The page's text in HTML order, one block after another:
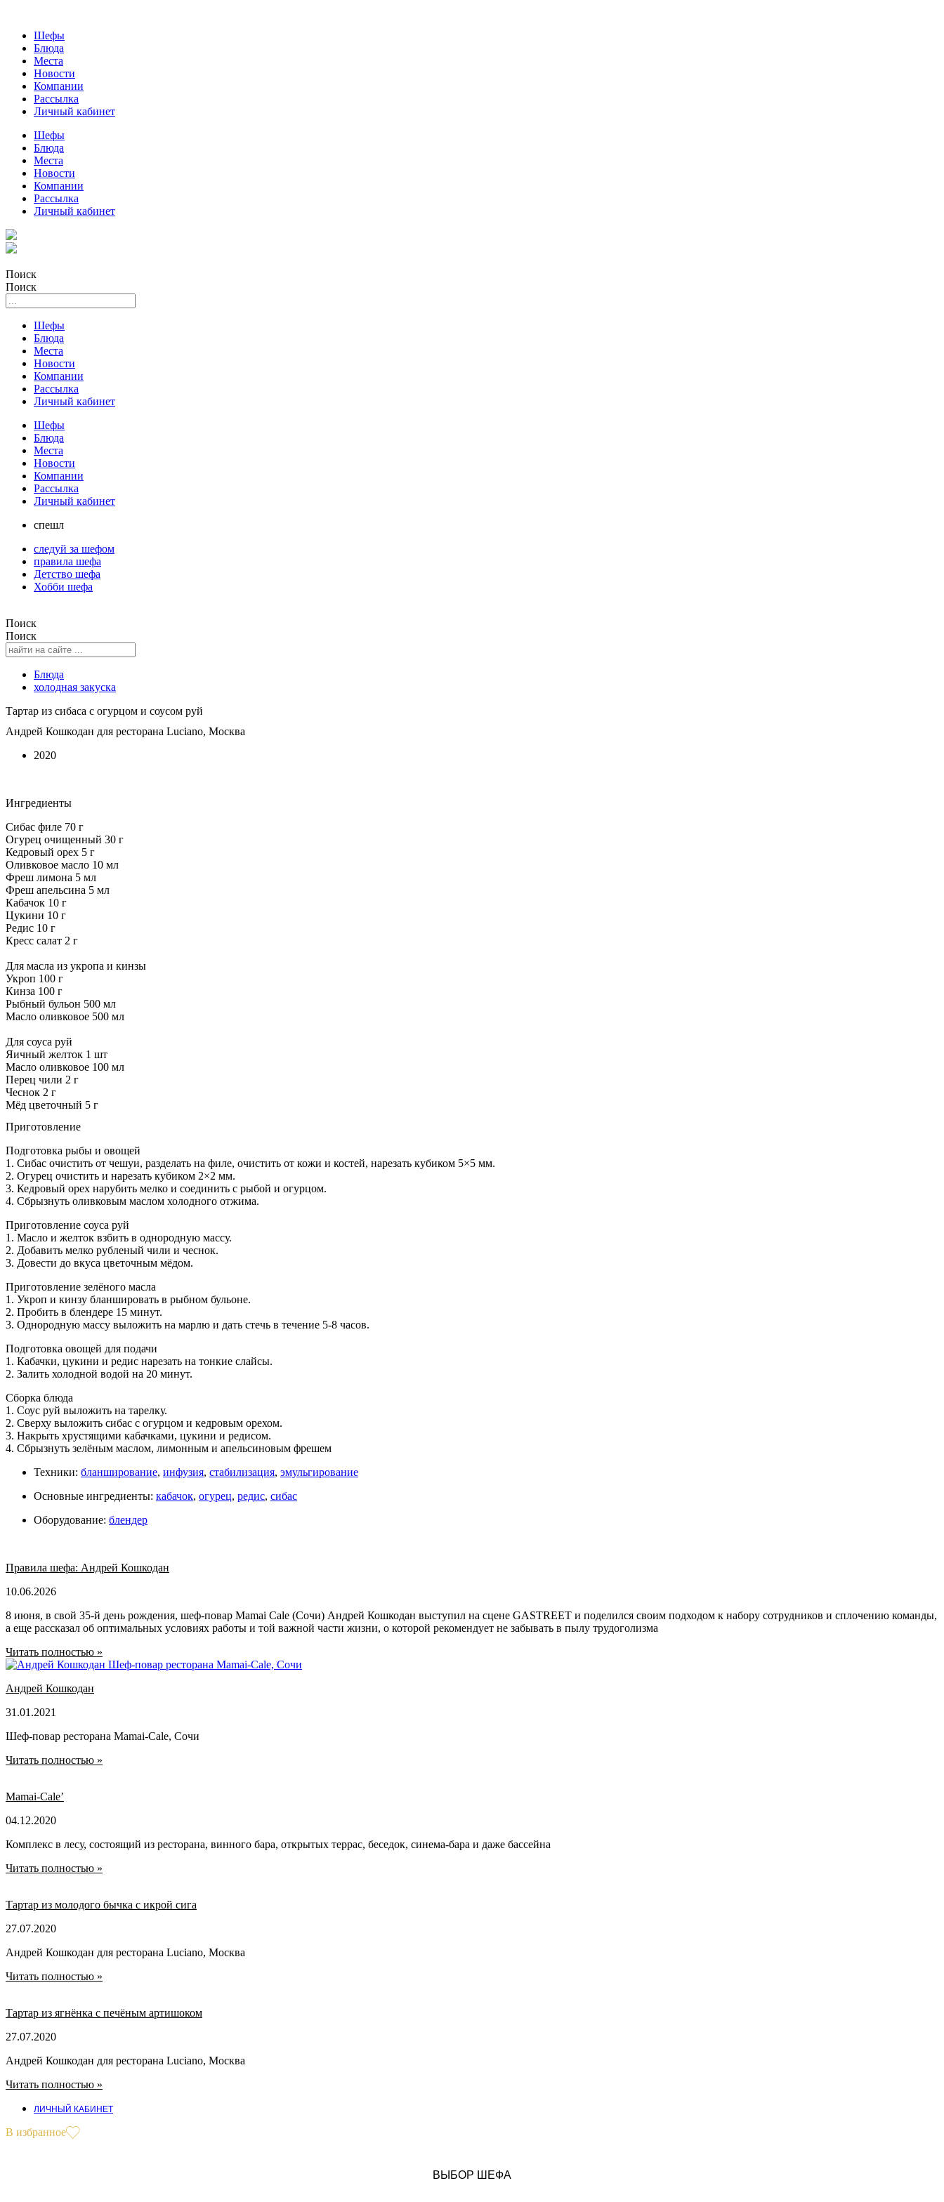
Шефы
Блюда
Места
Новости
Компании
Рассылка
Личный кабинет
Шефы
Блюда
Места
Новости
Компании
Рассылка
Личный кабинет
Поиск
Поиск
Шефы
Блюда
Места
Новости
Компании
Рассылка
Личный кабинет
Шефы
Блюда
Места
Новости
Компании
Рассылка
Личный кабинет
спешл
следуй за шефом
правила шефа
Детство шефа
Хобби шефа
Поиск
Поиск
Блюда
холодная закуска
Тартар из сибаса с огурцом и соусом руй
Андрей Кошкодан для ресторана Luciano, Москва
2020
Ингредиенты
Сибас филе 70 г
Огурец очищенный 30 г
Кедровый орех 5 г
Оливковое масло 10 мл
Фреш лимона 5 мл
Фреш апельсина 5 мл
Кабачок 10 г
Цукини 10 г
Редис 10 г
Кресс салат 2 г
Для масла из укропа и кинзы
Укроп 100 г
Кинза 100 г
Рыбный бульон 500 мл
Масло оливковое 500 мл
Для соуса руй
Яичный желток 1 шт
Масло оливковое 100 мл
Перец чили 2 г
Чеснок 2 г
Мёд цветочный 5 г
Приготовление
Подготовка рыбы и овощей
1. Сибас очистить от чешуи, разделать на филе, очистить от кожи и костей, нарезать кубиком 5×5 мм.
2. Огурец очистить и нарезать кубиком 2×2 мм.
3. Кедровый орех нарубить мелко и соединить с рыбой и огурцом.
4. Сбрызнуть оливковым маслом холодного отжима.
Приготовление соуса руй
1. Масло и желток взбить в однородную массу.
2. Добавить мелко рубленый чили и чеснок.
3. Довести до вкуса цветочным мёдом.
Приготовление зелёного масла
1. Укроп и кинзу бланшировать в рыбном бульоне.
2. Пробить в блендере 15 минут.
3. Однородную массу выложить на марлю и дать стечь в течение 5-8 часов.
Подготовка овощей для подачи
1. Кабачки, цукини и редис нарезать на тонкие слайсы.
2. Залить холодной водой на 20 минут.
Сборка блюда
1. Соус руй выложить на тарелку.
2. Сверху выложить сибас с огурцом и кедровым орехом.
3. Накрыть хрустящими кабачками, цукини и редисом.
4. Сбрызнуть зелёным маслом, лимонным и апельсиновым фрешем
Техники: бланширование, инфузия, стабилизация, эмульгирование
Основные ингредиенты: кабачок, огурец, редис, сибас
Оборудование: блендер
Правила шефа: Андрей Кошкодан
10.06.2026
8 июня, в свой 35-й день рождения, шеф-повар Mamai Cale (Сочи) Андрей Кошкодан выступил на сцене GASTREET и поделился своим подходом к набору сотрудников и сплочению команды,
а еще рассказал об оптимальных условиях работы и той важной части жизни, о которой рекомендует не забывать в пылу трудоголизма
Читать полностью »
Андрей Кошкодан
31.01.2021
Шеф-повар ресторана Mamai-Cale, Сочи
Читать полностью »
Mamai-Cale’
04.12.2020
Комплекс в лесу, состоящий из ресторана, винного бара, открытых террас, беседок, синема-бара и даже бассейна
Читать полностью »
Тартар из молодого бычка с икрой сига
27.07.2020
Андрей Кошкодан для ресторана Luciano, Москва
Читать полностью »
Тартар из ягнёнка с печёным артишоком
27.07.2020
Андрей Кошкодан для ресторана Luciano, Москва
Читать полностью »
ЛИЧНЫЙ КАБИНЕТ
В избранное
ВЫБОР ШЕФА